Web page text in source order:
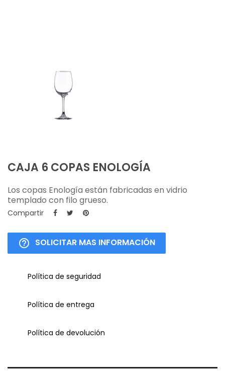
CAJA 6 COPAS ENOLOGÍA
Los copas Enología están fabricadas en vidrio
templado con filo grueso.
Compartir
help_outline SOLICITAR MAS INFORMACIÓN
Política de seguridad
Política de entrega
Política de devolución